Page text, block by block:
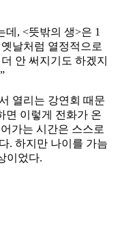
데, <뜻밖의 생>은 1
날처럼 열정적으로
안 써지기도 하겠지
열리는 강연회 때문
면 이렇게 전화가 온
가는 시간은 스스로
. 하지만 나이를 가늠
이었다.